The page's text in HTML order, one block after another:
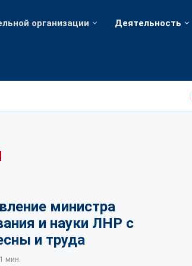
организации Деятельность
министра
и науки ЛНР с
и труда
1 мин.